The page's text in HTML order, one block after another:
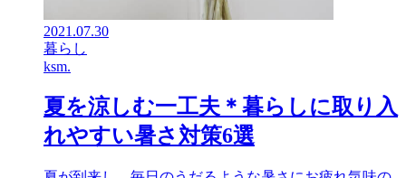
2021.07.30
暮らし
ksm.
夏を涼しむ一工夫＊暮らしに取り入
れやすい暑さ対策6選